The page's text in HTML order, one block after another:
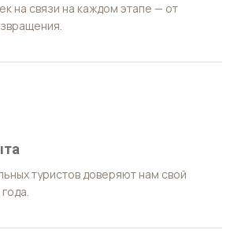
на связи на каждом этапе — от
туристов доверяют нам свой